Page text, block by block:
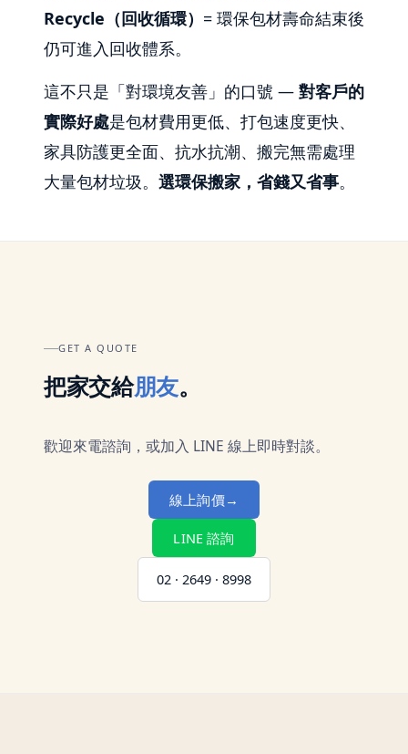
Recycle（回收循環） = 環保包材壽命結束後
仍可進入回收體系。
這不只是「對環境友善」的口號 — 對客戶的
實際好處是包材費用更低、打包速度更快、
家具防護更全面、抗水抗潮、搬完無需處理
大量包材垃圾。 選環保搬家，省錢又省事。
GET A QUOTE
把家交給朋友。
歡迎來電諮詢，或加入 LINE 線上即時對談。
線上詢價→
LINE 諮詢
02 · 2649 · 8998